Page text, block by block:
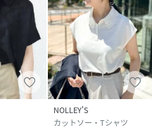
RY0009 )
NOLLEY'S
カットソー・Tシャツ